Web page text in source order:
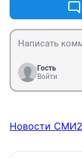
Гость
Войти
Новости СМИ2